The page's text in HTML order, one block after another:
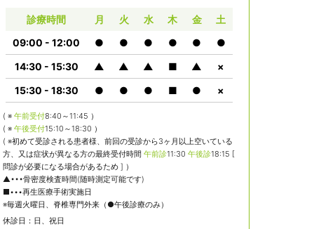
診療時間 月 火 水 木 金
土
09:00 - 12:00
● ● ● ● ●
●
14:30 - 15:30
▲ ▲ ▲ ■ ▲
×
15:30 - 18:30
● ● ● ■ ● ×
( ※午前受付8:40～11:45 ）
( ※午後受付15:10～18:30 ）
( ※初めて受診される患者様、前回の受診から3ヶ月以上空いている
方、又は症状が異なる方の最終受付時間午前診11:30午後診18:15 [
問診が必要になる場合があるため ] ）
▲•••骨密度検査時間(随時測定可能です)
■•••再生医療手術実施日
※毎週火曜日、脊椎専門外来（●午後診療のみ）
休診日：日、祝日